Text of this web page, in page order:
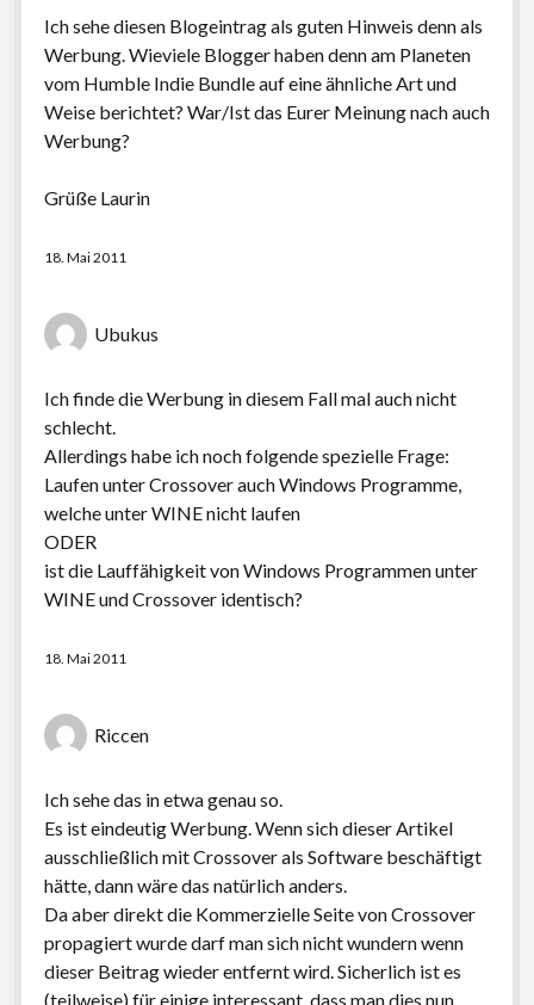
Ich sehe diesen Blogeintrag als guten Hinweis denn als
Werbung. Wieviele Blogger haben denn am Planeten
vom Humble Indie Bundle auf eine ähnliche Art und
Weise berichtet? War/Ist das Eurer Meinung nach auch
Werbung?
Grüße Laurin
18. Mai 2011
Ubukus
Ich finde die Werbung in diesem Fall mal auch nicht
schlecht.
Allerdings habe ich noch folgende spezielle Frage:
Laufen unter Crossover auch Windows Programme,
welche unter WINE nicht laufen
ODER
ist die Lauffähigkeit von Windows Programmen unter
WINE und Crossover identisch?
18. Mai 2011
Riccen
Ich sehe das in etwa genau so.
Es ist eindeutig Werbung. Wenn sich dieser Artikel
ausschließlich mit Crossover als Software beschäftigt
hätte, dann wäre das natürlich anders.
Da aber direkt die Kommerzielle Seite von Crossover
propagiert wurde darf man sich nicht wundern wenn
dieser Beitrag wieder entfernt wird. Sicherlich ist es
(teilweise) für einige interessant, dass man dies nun